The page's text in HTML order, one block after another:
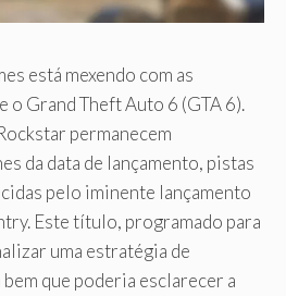
está mexendo com as
Grand Theft Auto 6 (GTA 6).
permanecem
da data de lançamento, pistas
pelo iminente lançamento
Este título, programado para
uma estratégia de
que poderia esclarecer a